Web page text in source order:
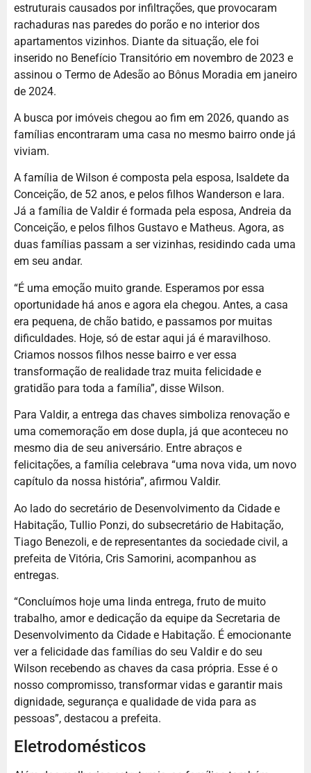
estruturais causados por infiltrações, que provocaram
rachaduras nas paredes do porão e no interior dos
apartamentos vizinhos. Diante da situação, ele foi
inserido no Benefício Transitório em novembro de 2023 e
assinou o Termo de Adesão ao Bônus Moradia em janeiro
de 2024.
A busca por imóveis chegou ao fim em 2026, quando as
famílias encontraram uma casa no mesmo bairro onde já
viviam.
A família de Wilson é composta pela esposa, Isaldete da
Conceição, de 52 anos, e pelos filhos Wanderson e Iara.
Já a família de Valdir é formada pela esposa, Andreia da
Conceição, e pelos filhos Gustavo e Matheus. Agora, as
duas famílias passam a ser vizinhas, residindo cada uma
em seu andar.
“É uma emoção muito grande. Esperamos por essa
oportunidade há anos e agora ela chegou. Antes, a casa
era pequena, de chão batido, e passamos por muitas
dificuldades. Hoje, só de estar aqui já é maravilhoso.
Criamos nossos filhos nesse bairro e ver essa
transformação de realidade traz muita felicidade e
gratidão para toda a família”, disse Wilson.
Para Valdir, a entrega das chaves simboliza renovação e
uma comemoração em dose dupla, já que aconteceu no
mesmo dia de seu aniversário. Entre abraços e
felicitações, a família celebrava “uma nova vida, um novo
capítulo da nossa história”, afirmou Valdir.
Ao lado do secretário de Desenvolvimento da Cidade e
Habitação, Tullio Ponzi, do subsecretário de Habitação,
Tiago Benezoli, e de representantes da sociedade civil, a
prefeita de Vitória, Cris Samorini, acompanhou as
entregas.
“Concluímos hoje uma linda entrega, fruto de muito
trabalho, amor e dedicação da equipe da Secretaria de
Desenvolvimento da Cidade e Habitação. É emocionante
ver a felicidade das famílias do seu Valdir e do seu
Wilson recebendo as chaves da casa própria. Esse é o
nosso compromisso, transformar vidas e garantir mais
dignidade, segurança e qualidade de vida para as
pessoas”, destacou a prefeita.
Eletrodomésticos